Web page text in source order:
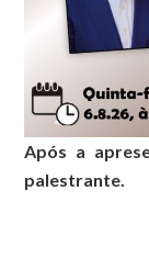
Após a
palestrante.